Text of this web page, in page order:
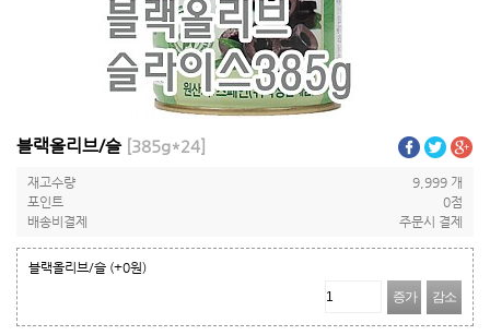
블랙올리브/슬 [385g*24]
재고수량
9,999 개
포인트
0점
배송비결제
주문시 결제
블랙올리브/슬 (+0원)
증가
감소